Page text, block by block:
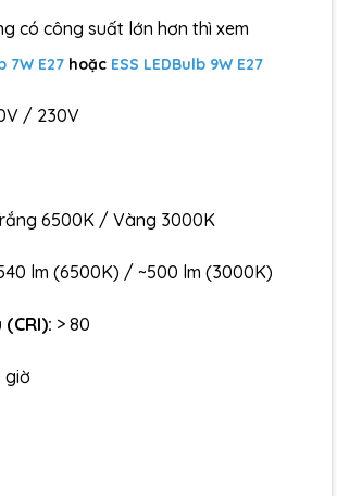
có công suất lớn hơn thì xem
7W E27 hoặc ESS LEDBulb 9W E27
/ 230V
6500K / Vàng 3000K
lm (6500K) / ~500 lm (3000K)
(CRI): > 80
giờ